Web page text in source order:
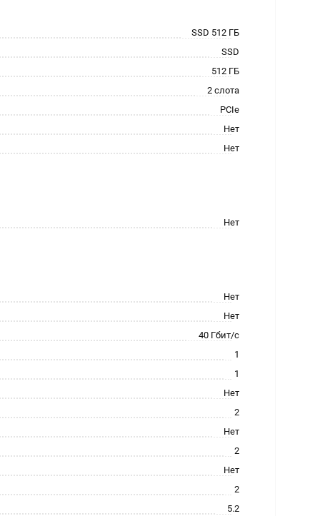
SSD 512 ГБ
SSD
512 ГБ
2 слота
PCIe
Нет
Нет
Нет
Нет
Нет
40 Гбит/с
1
1
Нет
2
Нет
2
Нет
2
5.2